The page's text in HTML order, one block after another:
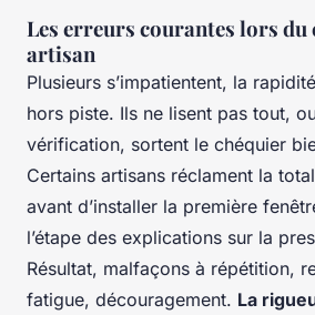
Les erreurs courantes lors du
artisan
Plusieurs s’impatientent, la
hors piste. Ils ne lisent pas tout,
vérification, sortent le chéquier
Certains artisans réclament la
avant d’installer la première
l’étape des explications sur la
Résultat, malfaçons à répétition,
fatigue, découragement. La